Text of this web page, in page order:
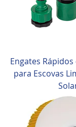
Engates
para Escovas